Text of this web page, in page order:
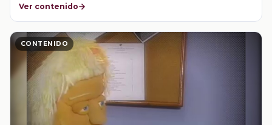
Ver contenido
CONTENIDO